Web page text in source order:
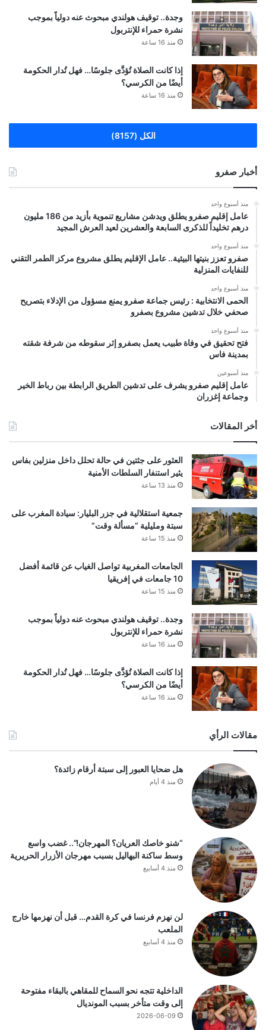
وجدة.. توقيف هولندي مبحوث عنه دولياً بموجب
نشرة حمراء للإنتربول
منذ 16 ساعة
إذا كانت الصلاة تُؤدَّى جلوسًا… فهل تُدار الحكومة
أيضًا من الكرسي؟
منذ 16 ساعة
الكل (8157)
أخبار صفرو
منذ أسبوع واحد
عامل إقليم صفرو يطلق ويدشن مشاريع تنموية بأزيد من 186 مليون
درهم تخليداً للذكرى السابعة والعشرين لعيد العرش المجيد
منذ أسبوع واحد
صفرو تعزز بنيتها البيئية.. عامل الإقليم يطلق مشروع مركز الطمر التقني
للنفايات المنزلية
منذ أسبوع واحد
الحمى الانتخابية : رئيس جماعة صفرو يمنع مسؤول من الإدلاء بتصريح
صحفي خلال تدشين مشروع بصفرو
منذ أسبوع واحد
فتح تحقيق في وفاة طبيب يعمل بصفرو إثر سقوطه من شرفة شقته
بمدينة فاس
منذ أسبوعين
عامل إقليم صفرو يشرف على تدشين الطريق الرابطة بين رباط الخير
وجماعة إغزران
أخر المقالات
العثور على جثتين في حالة تحلل داخل منزلين بفاس
يثير استنفار السلطات الأمنية
منذ 13 ساعة
جمعية استقلالية في جزر البليار: سيادة المغرب على
سبتة ومليلية “مسألة وقت”
منذ 15 ساعة
الجامعات المغربية تواصل الغياب عن قائمة أفضل
10 جامعات في إفريقيا
منذ 15 ساعة
وجدة.. توقيف هولندي مبحوث عنه دولياً بموجب
نشرة حمراء للإنتربول
منذ 16 ساعة
إذا كانت الصلاة تُؤدَّى جلوسًا… فهل تُدار الحكومة
أيضًا من الكرسي؟
منذ 16 ساعة
مقالات الرأي
هل ضحايا العبور إلى سبتة أرقام زائدة؟
منذ 4 أيام
“شنو خاصك العريان؟ المهرجان!”.. غضب واسع
وسط ساكنة البهاليل بسبب مهرجان الأزرار الحريرية
منذ 4 أسابيع
لن نهزم فرنسا في كرة القدم… قبل أن نهزمها خارج
الملعب
منذ 4 أسابيع
الداخلية تتجه نحو السماح للمقاهي بالبقاء مفتوحة
إلى وقت متأخر بسبب المونديال
2026-06-09